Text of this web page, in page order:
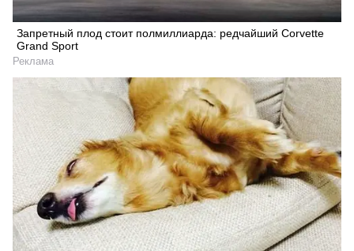
Запретный плод стоит полмиллиарда: редчайший Corvette
Grand Sport
Реклама